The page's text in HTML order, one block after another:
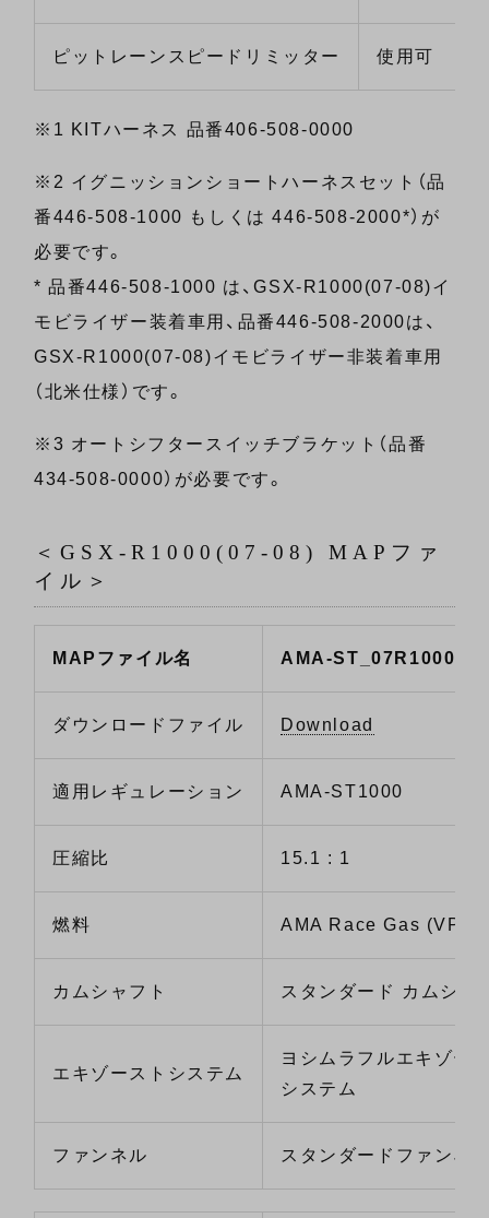
ピットレーンスピードリミッター 使用可
※1 KITハーネス 品番406-508-0000
※2 イグニッションショートハーネスセット（品
番446-508-1000 もしくは 446-508-2000*）が
必要です。
* 品番446-508-1000 は、GSX-R1000(07-08)イ
モビライザー装着車用、品番446-508-2000は、
GSX-R1000(07-08)イモビライザー非装着車用
（北米仕様）です。
※3 オートシフタースイッチブラケット（品番
434-508-0000）が必要です。
＜GSX-R1000(07-08) MAPファ
イル＞
MAPファイル名 AMA-
ダウンロードファイル Download
適用レギュレーション AMA-ST1000
圧縮比 15.1 : 1
燃料 AMA Race Gas (VP
カムシャフト スタンダード カムシャ
エキゾーストシステム
ヨシムラフルエキゾー
システム
ファンネル スタンダードファンネ